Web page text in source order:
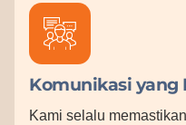
Komunikasi yang
Kami selalu